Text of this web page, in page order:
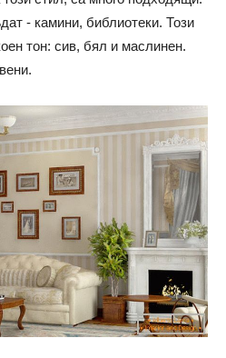
- камини, библиотеки. Този
тон: сив, бял и маслинен.